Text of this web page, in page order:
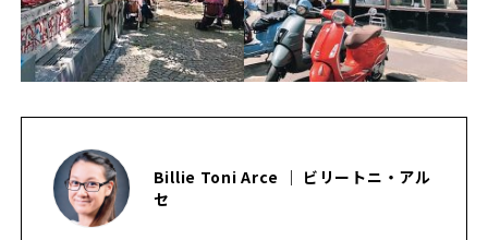
Billie Toni Arce ｜ ビリートニ・アル
セ